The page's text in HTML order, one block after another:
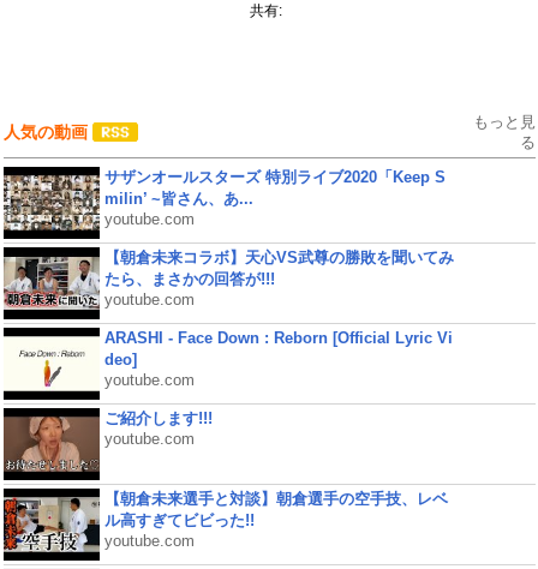
共有:
人気の動画
もっと見
る
サザンオールスターズ 特別ライブ2020「Keep S
milin’ ~皆さん、あ...
youtube.com
【朝倉未来コラボ】天心VS武尊の勝敗を聞いてみ
たら、まさかの回答が!!!
youtube.com
ARASHI - Face Down : Reborn [Official Lyric Vi
deo]
youtube.com
ご紹介します!!!
youtube.com
【朝倉未来選手と対談】朝倉選手の空手技、レベ
ル高すぎてビビった!!
youtube.com